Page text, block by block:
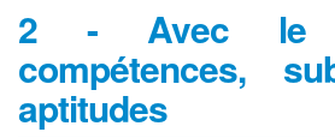
2 - Avec le
compétences,
aptitudes